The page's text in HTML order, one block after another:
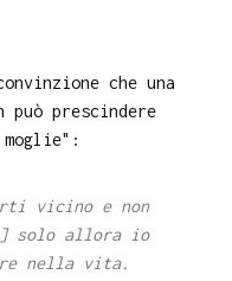
che una
prescindere
vicino e non
solo allora io
nella vita.